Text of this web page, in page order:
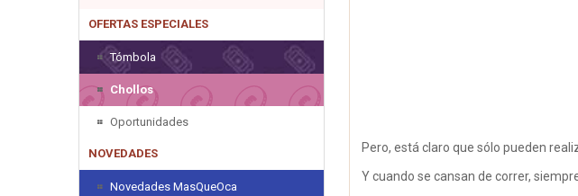
OFERTAS ESPECIALES
Tómbola
Chollos
Oportunidades
NOVEDADES
Novedades MasQueOca
Pero, está claro que sólo pueden
Y cuando se cansan de correr,